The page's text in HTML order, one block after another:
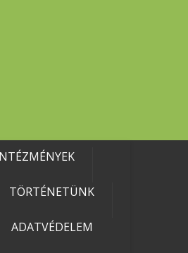
TÖRTÉNETÜNK
ADATVÉDELEM